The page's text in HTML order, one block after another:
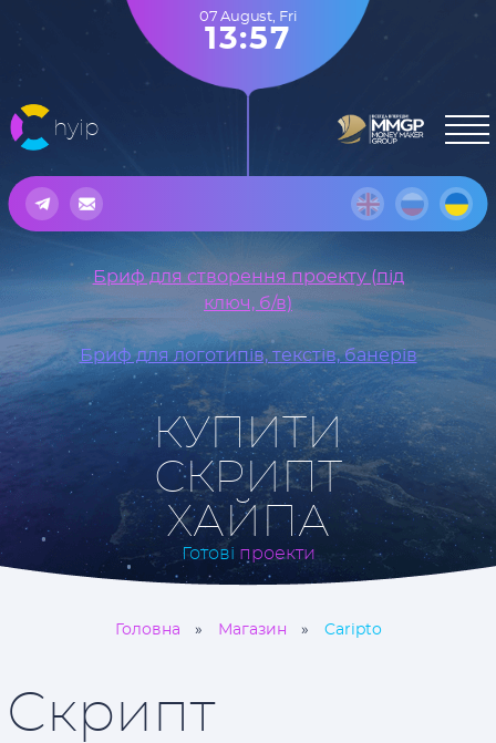
hyip
07 August, Fri
13:57
Бриф для створення проекту (під
ключ, б/в)
Бриф для логотипів, текстів, банерів
КУПИТИ
СКРИПТ
ХАЙПА
Готові проекти
Головна Магазин Caripto
Скрипт